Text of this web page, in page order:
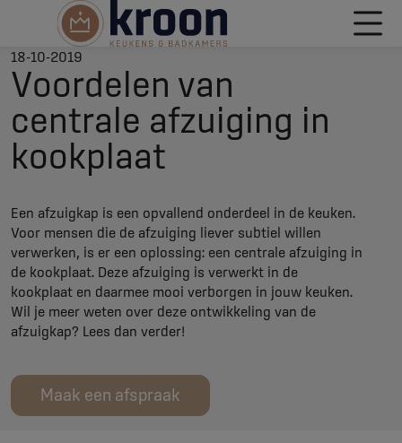
18-10-2019
Voordelen van
centrale afzuiging in
kookplaat
Een afzuigkap is een opvallend onderdeel in de keuken.
Voor mensen die de afzuiging liever subtiel willen
verwerken, is er een oplossing: een centrale afzuiging in
de kookplaat. Deze afzuiging is verwerkt in de
kookplaat en daarmee mooi verborgen in jouw keuken.
Wil je meer weten over deze ontwikkeling van de
afzuigkap? Lees dan verder!
Maak een afspraak